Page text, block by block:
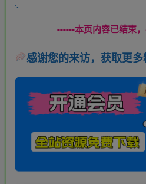
------本页内容已结束
感谢您的来访，获取更多